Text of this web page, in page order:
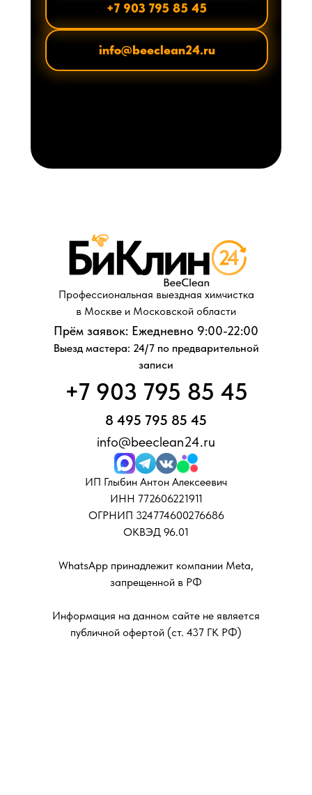
+7 903 795 85 45
info@beeclean24.ru
Профессиональная выездная химчистка
в Москве и Московской области
Прём заявок: Ежедневно 9:00-22:00
Выезд мастера: 24/7 по предварительной
записи
+7 903 795 85 45
8 495 795 85 45
info@beeclean24.ru
ИП Глыбин Антон Алексеевич
ИНН 772606221911
ОГРНИП 324774600276686
ОКВЭД 96.01
WhatsApp принадлежит компании Meta,
запрещенной в РФ
Информация на данном сайте не является
публичной офертой (ст. 437 ГК РФ)